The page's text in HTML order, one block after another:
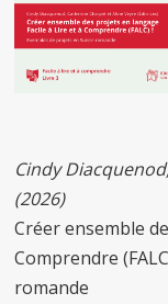
Cindy
(2026)
Créer ensemble
Comprendre
romande